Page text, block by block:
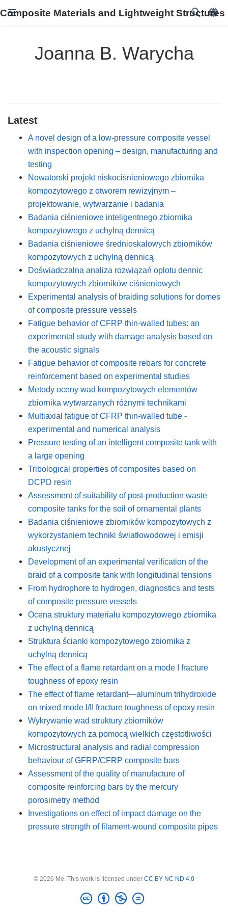
Composite Materials and Lightweight
Joanna B. Warycha
Latest
A novel design of a low-pressure composite vessel
with inspection opening – design, manufacturing and
testing
Nowatorski projekt niskociśnieniowego zbiornika
kompozytowego z otworem rewizyjnym –
projektowanie, wytwarzanie i badania
Badania ciśnieniowe inteligentnego zbiornika
kompozytowego z uchylną dennicą
Badania ciśnieniowe średnioskalowych zbiorników
kompozytowych z uchylną dennicą
Doświadczalna analiza rozwiązań oplotu dennic
kompozytowych zbiorników ciśnieniowych
Experimental analysis of braiding solutions for domes
of composite pressure vessels
Fatigue behavior of CFRP thin-walled tubes: an
experimental study with damage analysis based on
the acoustic signals
Fatigue behavior of composite rebars for concrete
reinforcement based on experimental studies
Metody oceny wad kompozytowych elementów
zbiornika wytwarzanych różnymi technikami
Multiaxial fatigue of CFRP thin-walled tube -
experimental and numerical analysis
Pressure testing of an intelligent composite tank with
a large opening
Tribological properties of composites based on
DCPD resin
Assessment of suitability of post-production waste
composite tanks for the soil of ornamental plants
Badania ciśnieniowe zbiorników kompozytowych z
wykorzystaniem techniki światłowodowej i emisji
akustycznej
Development of an experimental verification of the
braid of a composite tank with longitudinal tensions
From hydrophore to hydrogen, diagnostics and tests
of composite pressure vessels
Ocena struktury materiału kompozytowego zbiornika
z uchylną dennicą
Struktura ścianki kompozytowego zbiornika z
uchylną dennicą
The effect of a flame retardant on a mode I fracture
toughness of epoxy resin
The effect of flame retardant—aluminum trihydroxide
on mixed mode I/II fracture toughness of epoxy resin
Wykrywanie wad struktury zbiorników
kompozytowych za pomocą wielkich częstotliwości
Microstructural analysis and radial compression
behaviour of GFRP/CFRP composite bars
Assessment of the quality of manufacture of
composite reinforcing bars by the mercury
porosimetry method
Investigations on effect of impact damage on the
pressure strength of filament-wound composite pipes
© 2026 Me. This work is licensed under CC BY NC ND 4.0